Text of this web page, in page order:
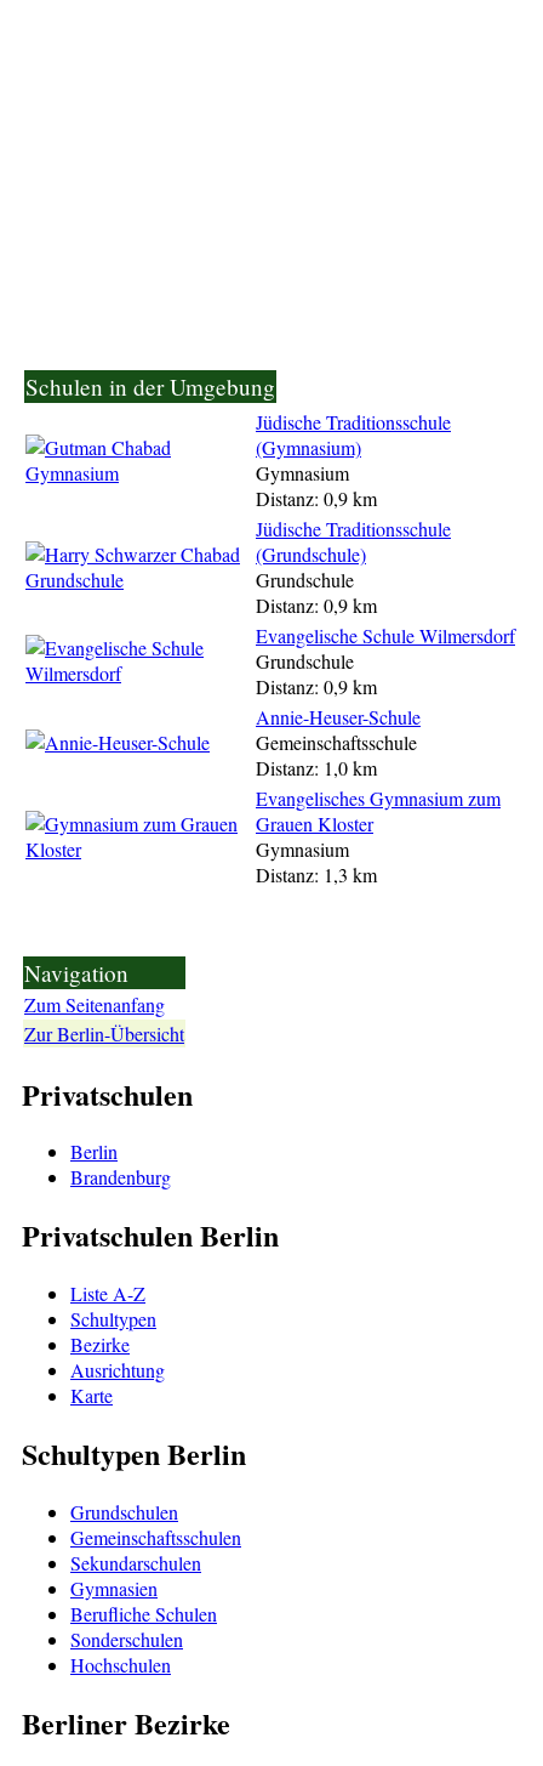
Schulen in der Umgebung
Jüdische Traditionsschule
(Gymnasium)
Gymnasium
Distanz: 0,9 km
Jüdische Traditionsschule
(Grundschule)
Grundschule
Distanz: 0,9 km
Evangelische Schule Wilmersdorf
Grundschule
Distanz: 0,9 km
Annie-Heuser-Schule
Gemeinschaftsschule
Distanz: 1,0 km
Evangelisches Gymnasium zum
Grauen Kloster
Gymnasium
Distanz: 1,3 km
Navigation
Zum Seitenanfang
Zur Berlin-Übersicht
Privatschulen
Berlin
Brandenburg
Privatschulen Berlin
Liste A-Z
Schultypen
Bezirke
Ausrichtung
Karte
Schultypen Berlin
Grundschulen
Gemeinschaftsschulen
Sekundarschulen
Gymnasien
Berufliche Schulen
Sonderschulen
Hochschulen
Berliner Bezirke